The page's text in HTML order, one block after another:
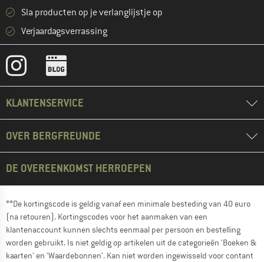
Sla producten op je verlanglijstje op
Verjaardagsverrassing
KLANTENSERVICE
OVER BERGFREUNDE
DE OVEREENKOMST HERROEPEN
**De kortingscode is geldig vanaf een minimale besteding van 40 euro
(na retouren). Kortingscodes voor het aanmaken van een
klantenaccount kunnen slechts eenmaal per persoon en bestelling
worden gebruikt. Is niet geldig op artikelen uit de categorieën 'Boeken &
kaarten' en 'Waardebonnen'. Kan niet worden ingewisseld voor contant